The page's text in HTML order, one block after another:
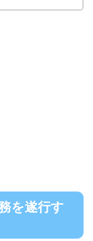
を遂行す